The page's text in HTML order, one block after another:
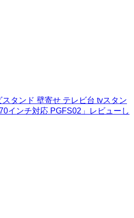
スタンド 壁寄せ テレビ台 tvスタン
インチ対応 PGFS02」レビューし